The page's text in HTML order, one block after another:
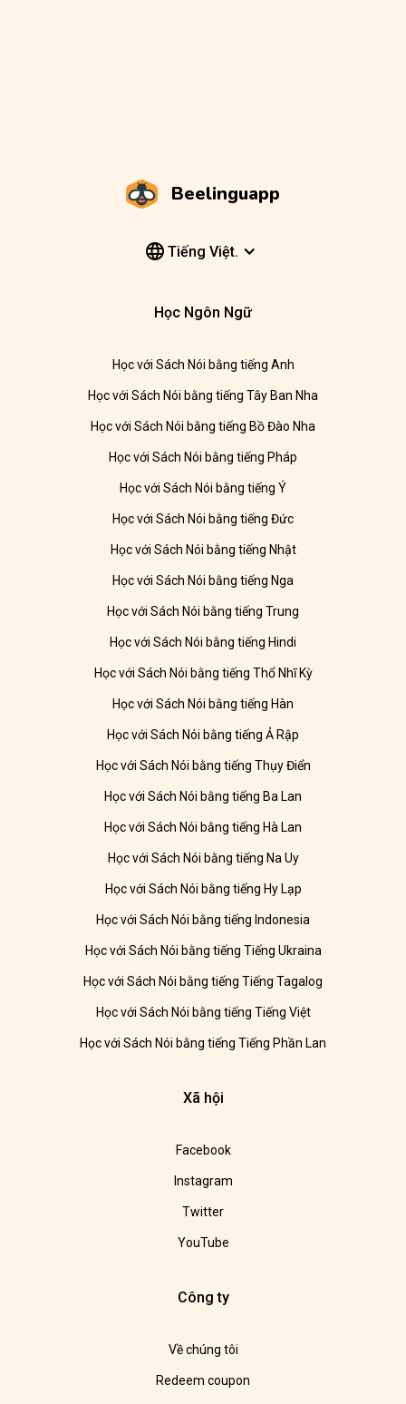
Beelinguapp
Tiếng Việt.
Học Ngôn Ngữ
Học với Sách Nói bằng tiếng Anh
Học với Sách Nói bằng tiếng Tây Ban Nha
Học với Sách Nói bằng tiếng Bồ Đào Nha
Học với Sách Nói bằng tiếng Pháp
Học với Sách Nói bằng tiếng Ý
Học với Sách Nói bằng tiếng Đức
Học với Sách Nói bằng tiếng Nhật
Học với Sách Nói bằng tiếng Nga
Học với Sách Nói bằng tiếng Trung
Học với Sách Nói bằng tiếng Hindi
Học với Sách Nói bằng tiếng Thổ Nhĩ Kỳ
Học với Sách Nói bằng tiếng Hàn
Học với Sách Nói bằng tiếng Ả Rập
Học với Sách Nói bằng tiếng Thụy Điển
Học với Sách Nói bằng tiếng Ba Lan
Học với Sách Nói bằng tiếng Hà Lan
Học với Sách Nói bằng tiếng Na Uy
Học với Sách Nói bằng tiếng Hy Lạp
Học với Sách Nói bằng tiếng Indonesia
Học với Sách Nói bằng tiếng Tiếng Ukraina
Học với Sách Nói bằng tiếng Tiếng Tagalog
Học với Sách Nói bằng tiếng Tiếng Việt
Học với Sách Nói bằng tiếng Tiếng Phần Lan
Xã hội
Facebook
Instagram
Twitter
YouTube
Công ty
Về chúng tôi
Redeem coupon